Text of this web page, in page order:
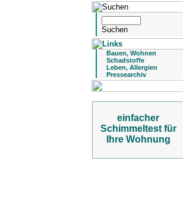
Bauen, Wohnen
Schadstoffe
Leben, Allergien
Pressearchiv
einfacher
Schimmeltest für
Ihre Wohnung